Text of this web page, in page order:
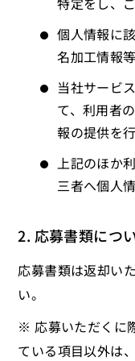
個人情報に
名加工情報
当社サービ
て、利用者
報の提供を
上記のほか
三者へ個人
2. 応募書類につ
応募書類は返却い
い。
※ 応募いただくに
ている項目以外は